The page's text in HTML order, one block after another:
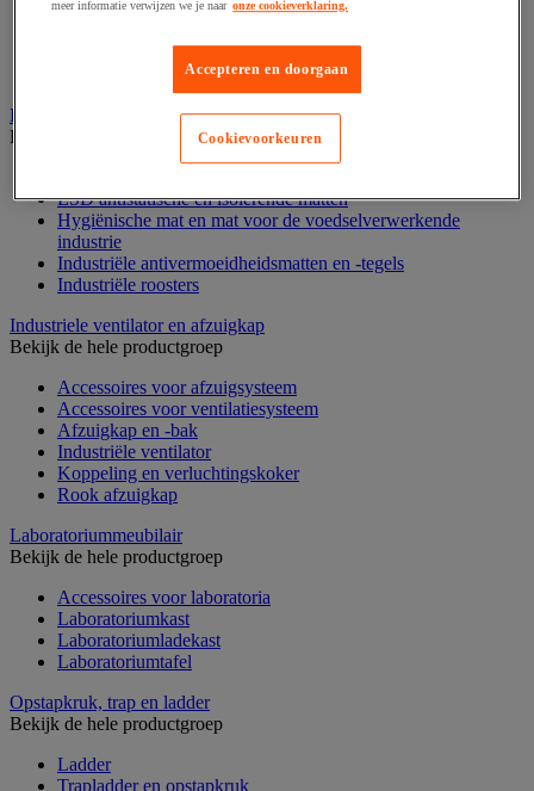
Stelling voor detail- en groothandel
Voedingstelling
Industriële mat, tegel en rooster
Bekijk de hele productgroep
ESD antistatische en isolerende matten
Hygiënische mat en mat voor de voedselverwerkende
industrie
Industriële antivermoeidheidsmatten en -tegels
Industriële roosters
Industriele ventilator en afzuigkap
Bekijk de hele productgroep
Accessoires voor afzuigsysteem
Accessoires voor ventilatiesysteem
Afzuigkap en -bak
Industriële ventilator
Koppeling en verluchtingskoker
Rook afzuigkap
Laboratoriummeubilair
Bekijk de hele productgroep
Accessoires voor laboratoria
Laboratoriumkast
Laboratoriumladekast
Laboratoriumtafel
Opstapkruk, trap en ladder
Bekijk de hele productgroep
Ladder
Trapladder en opstapkruk
meer informatie verwijzen we je naar onze cookieverklaring.
Accepteren en doorgaan
Cookievoorkeuren